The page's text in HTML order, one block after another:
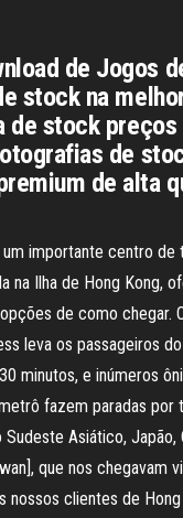
de Jogos
stock na
de stock
de
de alta
um importante centro de
na Ilha de Hong Kong,
de como chegar.
leva os passageiros
minutos, e inúmeros
fazem paradas por
Asiático, Japão,
que nos chegavam
nossos clientes de